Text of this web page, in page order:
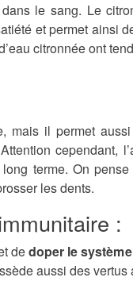
dans le sang. Le
et permet ainsi
citronnée ont
mais il permet
cependant,
terme. On
les dents.
:
dedoper le
aussi des vertus